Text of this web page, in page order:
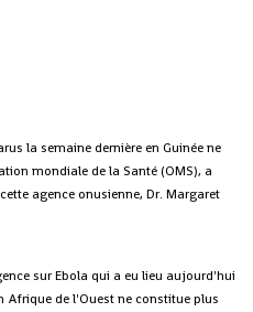
la semaine dernière en Guinée ne
mondiale de la Santé (OMS), a
agence onusienne, Dr. Margaret
sur Ebola qui a eu lieu aujourd'hui
de l'Ouest ne constitue plus